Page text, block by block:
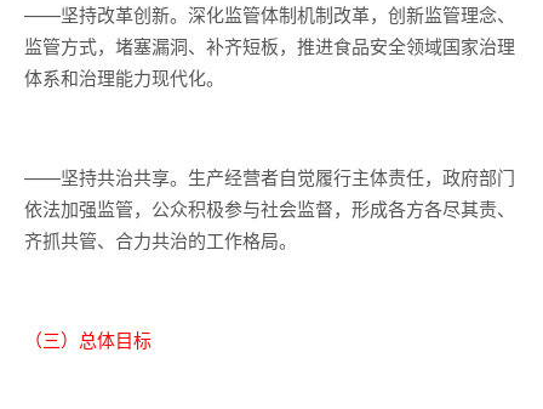
——坚持改革创新。深化监管体制机制改革，创新监管理念、
监管方式，堵塞漏洞、补齐短板，推进食品安全领域国家治理
体系和治理能力现代化。
——坚持共治共享。生产经营者自觉履行主体责任，政府部门
依法加强监管，公众积极参与社会监督，形成各方各尽其责、
齐抓共管、合力共治的工作格局。
（三）总体目标